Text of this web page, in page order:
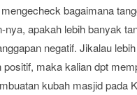
bagaimana
nya, apakah lebih banyak
negatif. Jikalau
positif, maka kalian dpt
kubah masjid pada